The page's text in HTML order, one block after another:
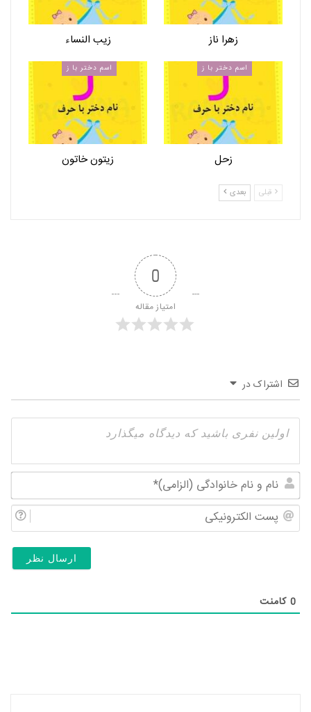
زهرا ناز زیب النساء
اسم دختر با ز
زحل
اسم دختر با ز
زیتون خاتون
قبلی بعدی
0
امتیاز مقاله
اشتراک در
و
0 کامنت